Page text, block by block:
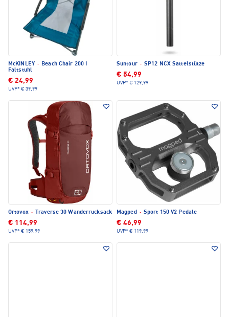
McKINLEY · Beach Chair 200 I
Faltstuhl
€ 24,99
UVP* € 39,99
Suntour · SP12 NCX Sattelstütze
€ 54,99
UVP* € 129,99
Ortovox · Traverse 30 Wanderrucksack
€ 114,99
UVP* € 159,99
Magped · Sport 150 V2 Pedale
€ 46,99
UVP* € 119,99